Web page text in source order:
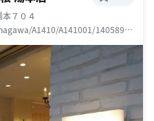
７０４
A1410/A141001/14058992